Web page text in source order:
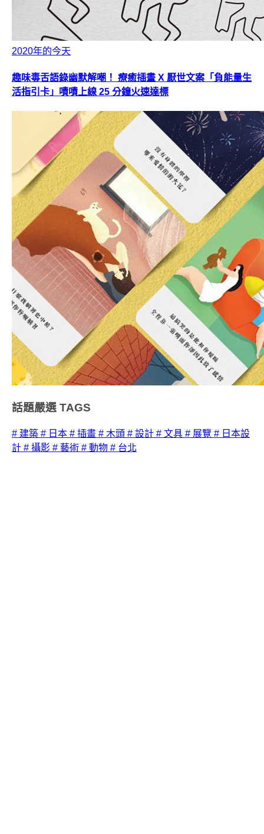
2020年的今天
趣味毒舌語錄幽默解嘲！ 療癒插畫 X 厭世文案「負能量生
活指引卡」嘖嘖上線 25 分鐘火速達標
話題嚴選 TAGS
# 建築 # 日本 # 插畫 # 木頭 # 設計 # 文具 # 展覽 # 日本設
計 # 攝影 # 藝術 # 動物 # 台北